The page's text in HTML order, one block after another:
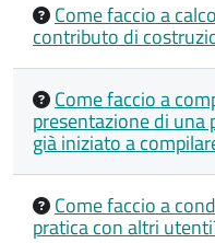
Come faccio a
contributo di
Come faccio a
presentazione di una
già iniziato a
Come faccio a
pratica con altri